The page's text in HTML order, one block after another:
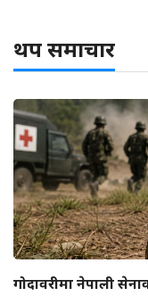
थप समाचार
गोदावरीमा नेपाली